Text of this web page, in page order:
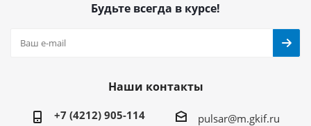
Будьте всегда в курсе!
Наши контакты
+7 (4212) 905-114 pulsar@m.gkif.ru